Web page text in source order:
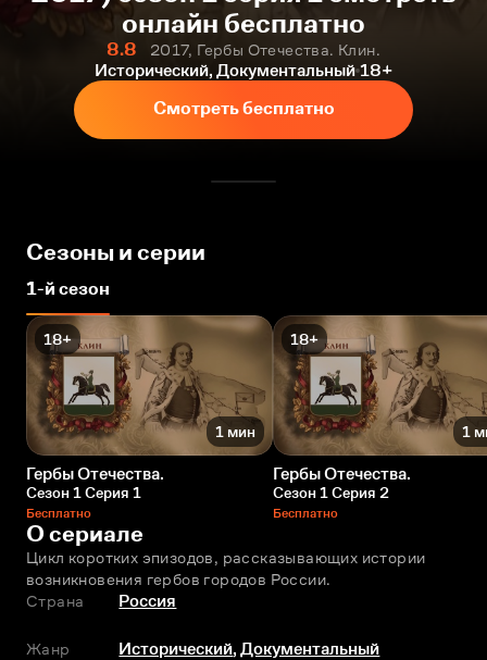
онлайн бесплатно
8.8
2017, Гербы Отечества. Клин.
Исторический, Документальный 18+
Смотреть бесплатно
Сезоны и серии
1-й сезон
18+
1 мин
Гербы Отечества.
Сезон 1 Серия 1
Бесплатно
18+
1
Гербы Отечества.
Сезон 1 Серия 2
Бесплатно
О сериале
Цикл коротких эпизодов, рассказывающих истории
возникновения гербов городов России.
Страна
Россия
Жанр Исторический,Документальный